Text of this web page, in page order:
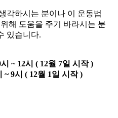
각하시는 분이나 이 운동법
해 도움을 주기 바라시는 분
있습니다.
~ 12시 ( 12월 7일 시작 )
9시 ( 12월 1일 시작 )